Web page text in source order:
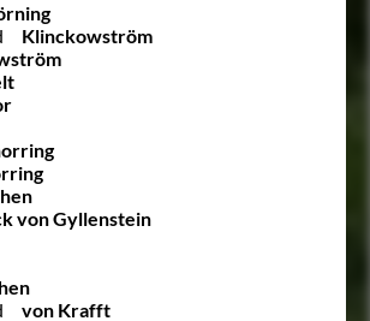
Klinckowström
von Gyllenstein
von Krafft